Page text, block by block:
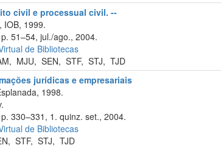
civil e processual civil. --
IOB, 1999.
51–54, jul./ago., 2004.
de Bibliotecas
, MJU,SEN,STF,STJ,TJD
jurídicas e empresariais
1998.
330–331, 1. quinz. set., 2004.
de Bibliotecas
,STF,STJ,TJD